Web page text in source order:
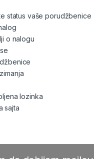
status vaše porudžbenice
o nalogu
lozinka
sajta